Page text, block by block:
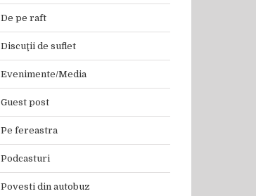
De pe raft
Discuţii de suflet
Evenimente/Media
Guest post
Pe fereastra
Podcasturi
Povesti din autobuz